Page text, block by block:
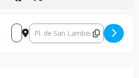
Address - The Lords of Altamont
Destination Address - The